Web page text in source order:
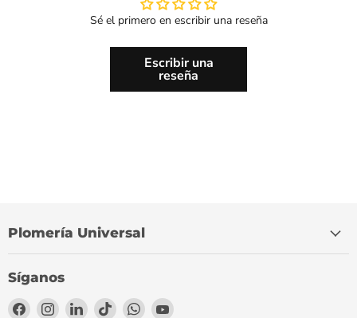
Sé el primero en escribir una reseña
Escribir una
reseña
Plomería Universal
Síganos
Encuéntrenos
Encuéntrenos
Encuéntrenos
Encuéntrenos
Encuéntrenos
Encuéntrenos